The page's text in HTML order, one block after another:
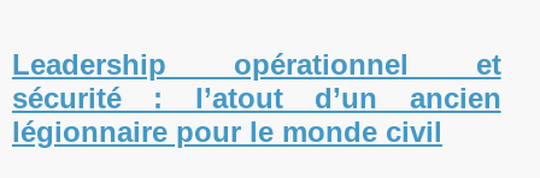
Leadership opérationnel et
sécurité : l’atout d’un ancien
légionnaire pour le monde civil